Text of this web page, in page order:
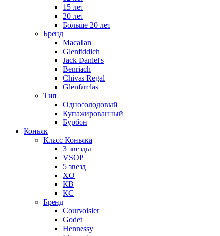
15 лет
20 лет
Больше 20 лет
Бренд
Macallan
Glenfiddich
Jack Daniel's
Benriach
Chivas Regal
Glenfarclas
Тип
Односолодовый
Купажированный
Бурбон
Коньяк
Класс Коньяка
3 звезды
VSOP
5 звезд
XO
КВ
КС
Бренд
Courvoisier
Godet
Hennessy